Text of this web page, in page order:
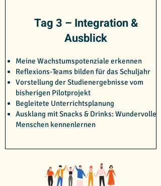
Tag 3 – Integration &
Ausblick
Meine Wachstumspotenziale erkennen
Reflexions-Teams bilden für das Schuljahr
Vorstellung der Studienergebnisse vom
bisherigen Pilotprojekt
Begleitete Unterrichtsplanung
Ausklang mit Snacks & Drinks: Wundervolle
Menschen kennenlernen